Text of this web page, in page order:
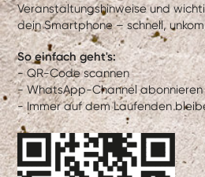
Veranstaltungshinweise und
dein Smartphone – schnell,
So einfach geht's:
- QR-Code scannen
- WhatsApp-Channel abonnieren
- Immer auf dem Laufenden